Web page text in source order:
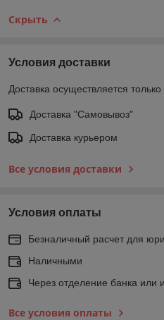
Скрыть
Условия доставки
Доставка осуществляется
Доставка "Самовывоз"
Доставка курьером
Все условия доставки
Условия оплаты
Безналичный расчет для
Наличными
Через отделение банка или
Все условия оплаты